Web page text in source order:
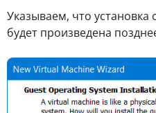
Указываем, что
будет произведена